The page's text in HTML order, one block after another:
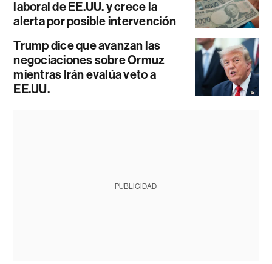
laboral de EE.UU. y crece la
alerta por posible intervención
Trump dice que avanzan las
negociaciones sobre Ormuz
mientras Irán evalúa veto a
EE.UU.
PUBLICIDAD